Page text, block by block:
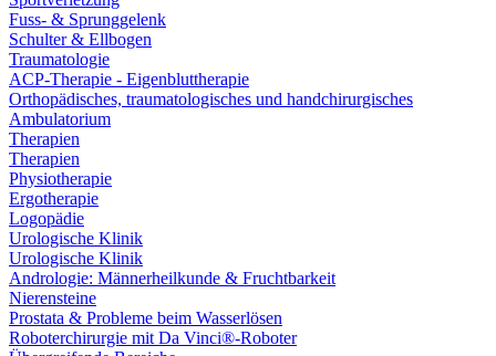
Fuss- & Sprunggelenk
Schulter & Ellbogen
Traumatologie
ACP-Therapie - Eigenbluttherapie
Orthopädisches, traumatologisches und handchirurgisches
Ambulatorium
Therapien
Therapien
Physiotherapie
Ergotherapie
Logopädie
Urologische Klinik
Urologische Klinik
Andrologie: Männerheilkunde & Fruchtbarkeit
Nierensteine
Prostata & Probleme beim Wasserlösen
Roboterchirurgie mit Da Vinci®-Roboter